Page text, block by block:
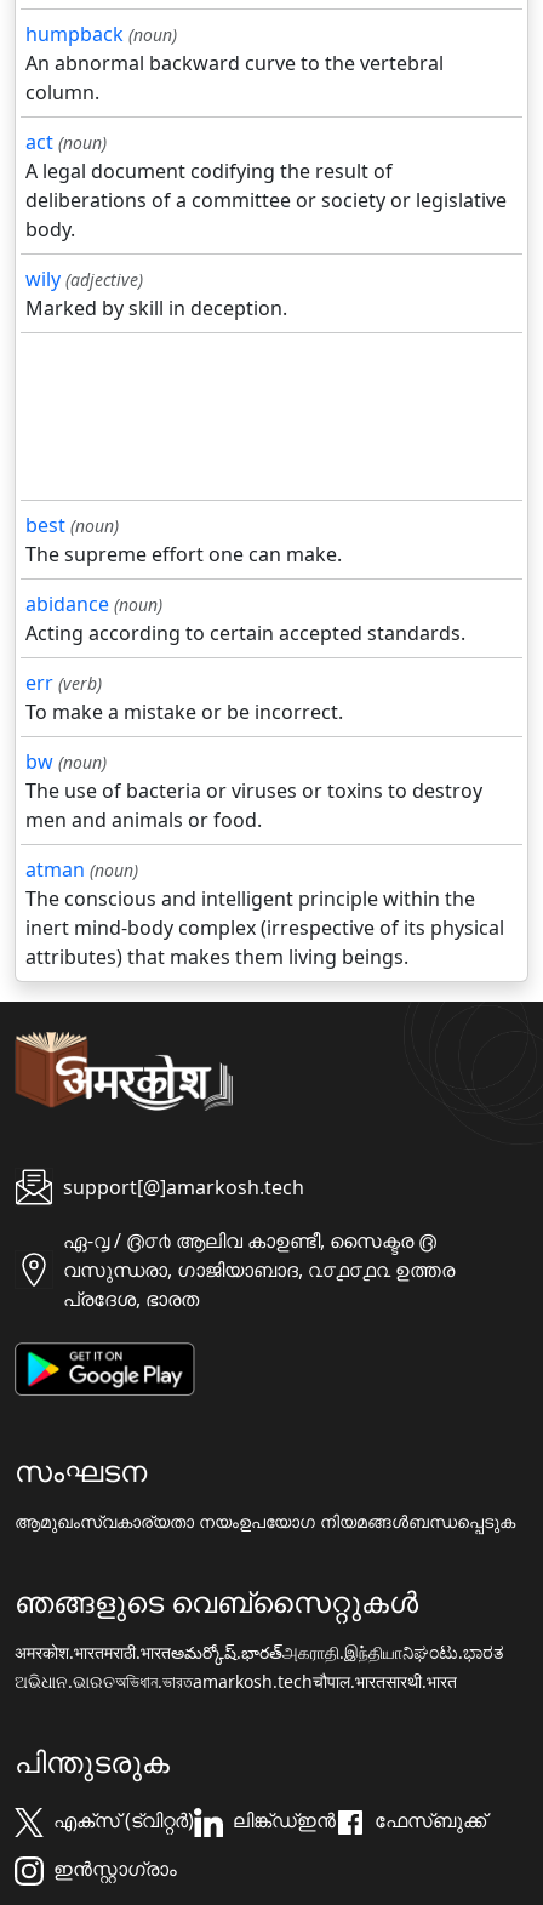
humpback (noun)
An abnormal backward curve to the vertebral
column.
act (noun)
A legal document codifying the result of
deliberations of a committee or society or legislative
body.
wily (adjective)
Marked by skill in deception.
best (noun)
The supreme effort one can make.
abidance (noun)
Acting according to certain accepted standards.
err (verb)
To make a mistake or be incorrect.
bw (noun)
The use of bacteria or viruses or toxins to destroy
men and animals or food.
atman (noun)
The conscious and intelligent principle within the
inert mind-body complex (irrespective of its physical
attributes) that makes them living beings.
support[@]amarkosh.tech
ഏ-൮ / ൫൦൪ ആലിവ കാഉണ്ടീ, സൈക്ടര ൫
വസുന്ധരാ, ഗാജിയാബാദ, ൨൦൧൦൧൨ ഉത്തര
പ്രദേശ, ഭാരത
സംഘടന
ആമുഖംസ്വകാര്യതാ നയംഉപയോഗ നിയമങ്ങൾബന്ധപ്പെടുക
ഞങ്ങളുടെ വെബ്സൈറ്റുകൾ
अमरकोश.भारतमराठी.भारतఅమర్కోష్.భారత్அகராதி.இந்தியாನಿಘಂಟು.ಭಾರತ
ଅଭିଧାନ.ଭାରତঅভিধান.ভারতamarkosh.techचौपाल.भारतसारथी.भारत
പിന്തുടരുക
എക്സ് (ട്വിറ്റർ) ലിങ്ക്ഡ്ഇൻ
ഫേസ്ബുക്ക്
ഇൻസ്റ്റാഗ്രാം